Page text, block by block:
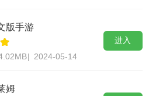
版手游
| 2024-05-14
进入
姆